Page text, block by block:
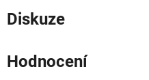
Diskuze
Hodnocení